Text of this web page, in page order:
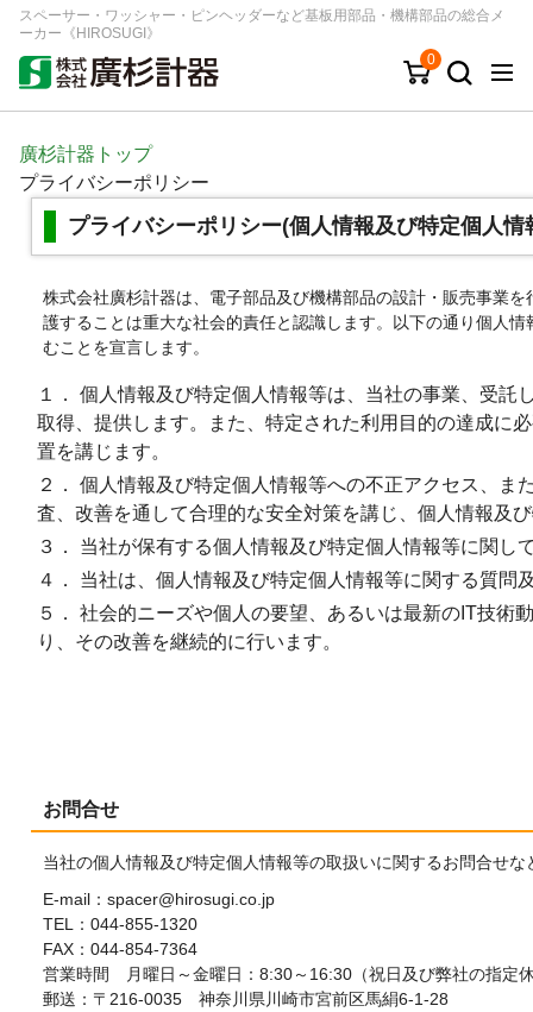
スペーサー・ワッシャー・ピンヘッダーなど基板用部品・機構部品の総合メ
ーカー《HIROSUGI》
0
商品カテゴリから探す
ジャンルから探す
ログイン
注文・見積りについて
ご利用ガイド
お問い合わせ窓口
会社情報
廣杉計器トップ
プライバシーポリシー
プライバシーポリシー(個人情報及び特定個人情
株式会社廣杉計器は、電子部品及び機構部品の設計・販売事業
護することは重大な社会的責任と認識します。以下の通り個人
むことを宣言します。
１． 個人情報及び特定個人情報等は、当社の事業、受
取得、提供します。また、特定された利用目的の達成に
置を講じます。
２． 個人情報及び特定個人情報等への不正アクセス、
査、改善を通して合理的な安全対策を講じ、個人情報及
３． 当社が保有する個人情報及び特定個人情報等に関
４． 当社は、個人情報及び特定個人情報等に関する質問
５． 社会的ニーズや個人の要望、あるいは最新のIT技術
り、その改善を継続的に行います。
お問合せ
当社の個人情報及び特定個人情報等の取扱いに関するお問合せ
E-mail：spacer@hirosugi.co.jp
TEL：044-855-1320
FAX：044-854-7364
営業時間 月曜日～金曜日：8:30～16:30（祝日及び弊社の指定
郵送：〒216-0035 神奈川県川崎市宮前区馬絹6-1-28